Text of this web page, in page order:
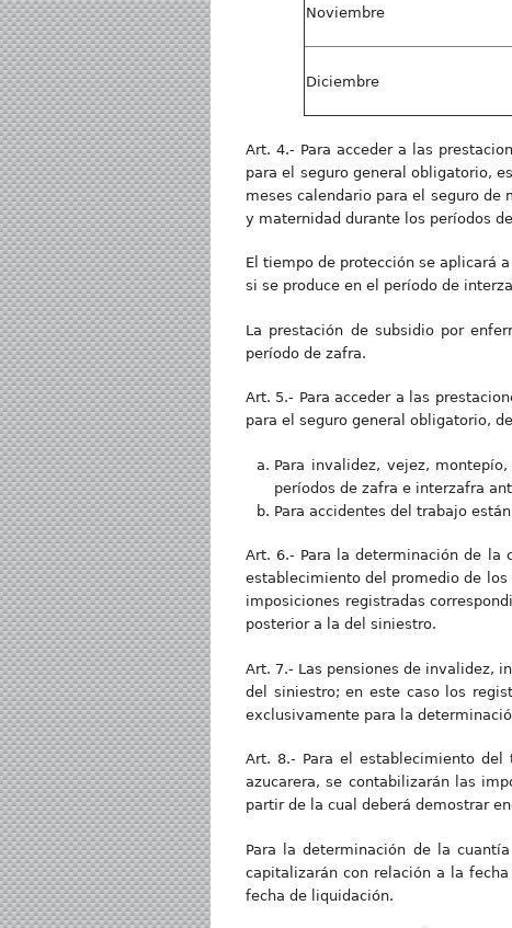
Noviembre
Diciembre
Art. 4.- Para acceder a las
para el seguro general obligatorio,
meses calendario para el seguro de
y maternidad durante los períodos
El tiempo de protección se aplicará
si se produce en el período de
La prestación de subsidio por
período de zafra.
Art. 5.- Para acceder a las
para el seguro general obligatorio,
Para invalidez, vejez,
períodos de zafra e interzafra
Para accidentes del trabajo
Art. 6.- Para la determinación de la
establecimiento del promedio de
imposiciones registradas
posterior a la del siniestro.
Art. 7.- Las pensiones de invalidez,
del siniestro; en este caso los
exclusivamente para la
Art. 8.- Para el establecimiento
azucarera, se contabilizarán las
partir de la cual deberá demostrar
Para la determinación de la
capitalizarán con relación a la
fecha de liquidación.